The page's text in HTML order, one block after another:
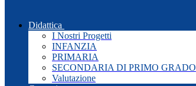
Didattica
I Nostri Progetti
INFANZIA
PRIMARIA
SECONDARIA DI PRIMO GRADO
Valutazione